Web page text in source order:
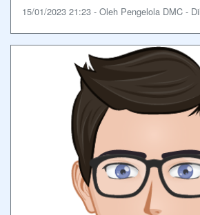
15/01/2023 21:23 - Oleh Pengelola DMC -